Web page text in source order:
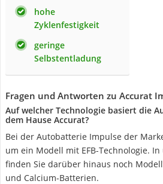
hohe
Zyklenfestigkeit
geringe
Selbstentladung
Fragen und Antworten zu Accurat
Auf welcher Technologie basiert die
dem Hause Accurat?
Bei der Autobatterie Impulse der
um ein Modell mit EFB-Technologie.
finden Sie darüber hinaus noch
und Calcium-Batterien.